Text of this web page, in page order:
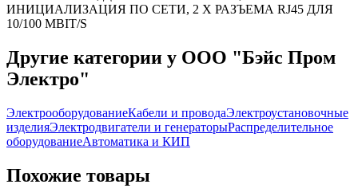
ИНИЦИАЛИЗАЦИЯ ПО СЕТИ, 2 X РАЗЪЕМА RJ45 ДЛЯ
10/100 MBIT/S
Другие категории у ООО "Бэйс Пром
Электро"
ЭлектрооборудованиеКабели и проводаЭлектроустановочные
изделияЭлектродвигатели и генераторыРаспределительное
оборудованиеАвтоматика и КИП
Похожие товары